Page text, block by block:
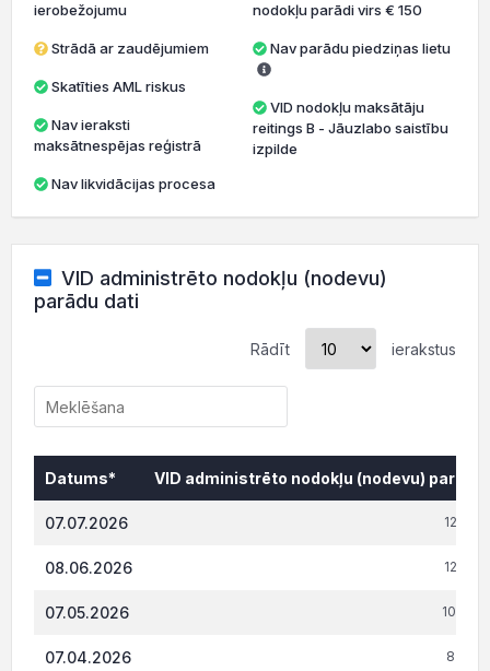
ierobežojumu
Strādā ar zaudējumiem
Skatīties AML riskus
maksātnespējas reģistrā
Nav likvidācijas procesa
nodokļu parādi virs € 150
Nav parādu piedziņas lietu
VID nodokļu maksātāju
reitings B - Jāuzlabo saistību
izpilde
VID administrēto nodokļu (nodevu)
parādu dati
Rādīt ierakstus
Datums*
VID administrēto nodokļu (nodevu)
07.07.2026 12
08.06.2026 12
07.05.2026 10
07.04.2026 8